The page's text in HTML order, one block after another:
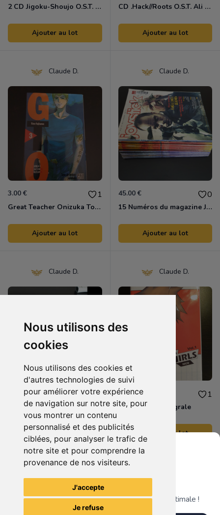
Nous utilisons des
cookies
Nous utilisons des cookies et
d'autres technologies de suivi
pour améliorer votre expérience
de navigation sur notre site, pour
vous montrer un contenu
personnalisé et des publicités
ciblées, pour analyser le trafic de
notre site et pour comprendre la
provenance de nos visiteurs.
J'accepte
Je refuse
2 CD Jigoku-Shoujo O.S.T. 1 & 2
Ajouter au lot
CD .Hack//Roots O.S.T. Ali Project 1
Ajouter au lot
Claude D.
3.00 € 1
Great Teacher Onizuka Tome 3
Ajouter au lot
Claude D.
45.00 € 0
15 Numéros du magazine Joystick
Ajouter au lot
Claude D.
30.00 € 0
10 Numéros du magazine PC Jeux
Ajouter au lot
Claude D.
12.00 € 1
Crying Girls Intégrale
Ajouter au lot
Il n'y a pas plus d'articles liés à cette recherche. ;)
Grenier du Geek
Télécharge notre app pour une expérience optimale !